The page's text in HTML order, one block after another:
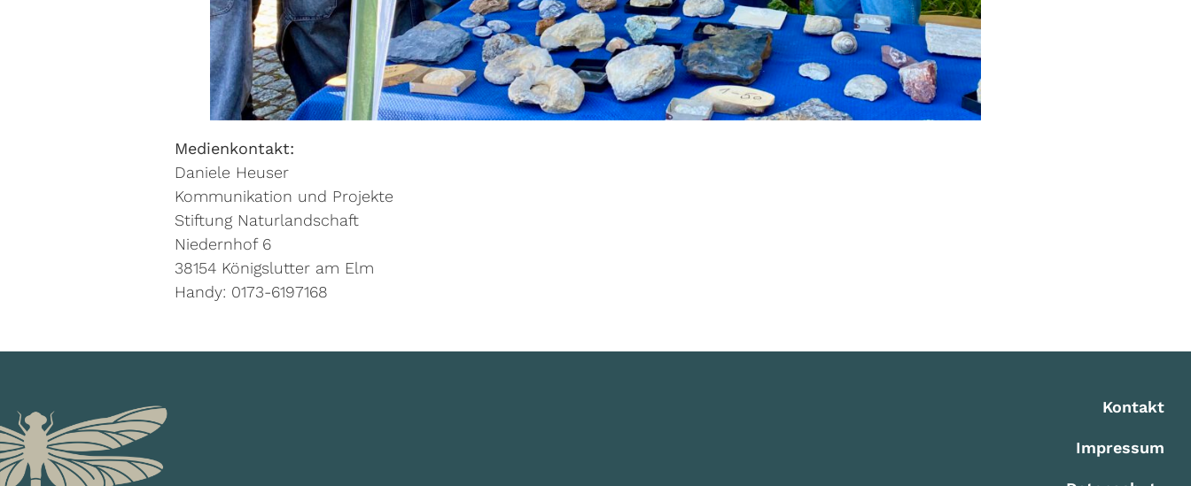
Medienkontakt:
Daniele Heuser
Kommunikation und Projekte
Stiftung Naturlandschaft
Niedernhof 6
38154 Königslutter am Elm
Handy: 0173-6197168
Kontakt
Impressum